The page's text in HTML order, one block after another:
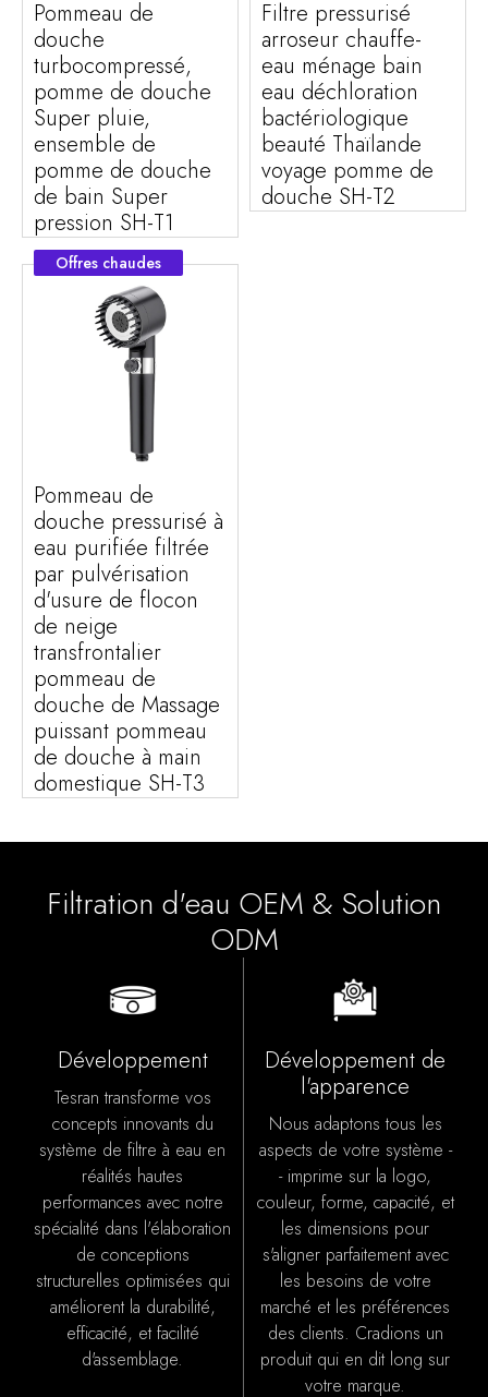
Pommeau de
douche
turbocompressé,
pomme de douche
Super pluie,
ensemble de
pomme de douche
de bain Super
pression SH-T1
Filtre pressurisé
arroseur chauffe-
eau ménage bain
eau déchloration
bactériologique
beauté Thaïlande
voyage pomme de
douche SH-T2
Offres chaudes
Pommeau de
douche pressurisé à
eau purifiée filtrée
par pulvérisation
d'usure de flocon
de neige
transfrontalier
pommeau de
douche de Massage
puissant pommeau
de douche à main
domestique SH-T3
Filtration d'eau OEM & Solution
ODM
Développement
Tesran transforme vos
concepts innovants du
système de filtre à eau en
réalités hautes
performances avec notre
spécialité dans l'élaboration
de conceptions
structurelles optimisées qui
améliorent la durabilité,
efficacité, et facilité
d'assemblage.
Développement de
l'apparence
Nous adaptons tous les
aspects de votre système -
- imprime sur la logo,
couleur, forme, capacité, et
les dimensions pour
s'aligner parfaitement avec
les besoins de votre
marché et les préférences
des clients. Cradions un
produit qui en dit long sur
votre marque.